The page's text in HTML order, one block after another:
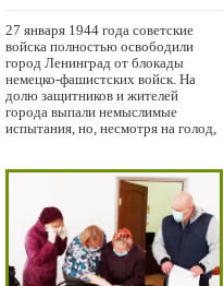
27 января 1944 года советские
войска полностью освободили
город Ленинград от блокады
немецко-фашистских войск. На
долю защитников и жителей
города выпали немыслимые
испытания, но, несмотря на голод,